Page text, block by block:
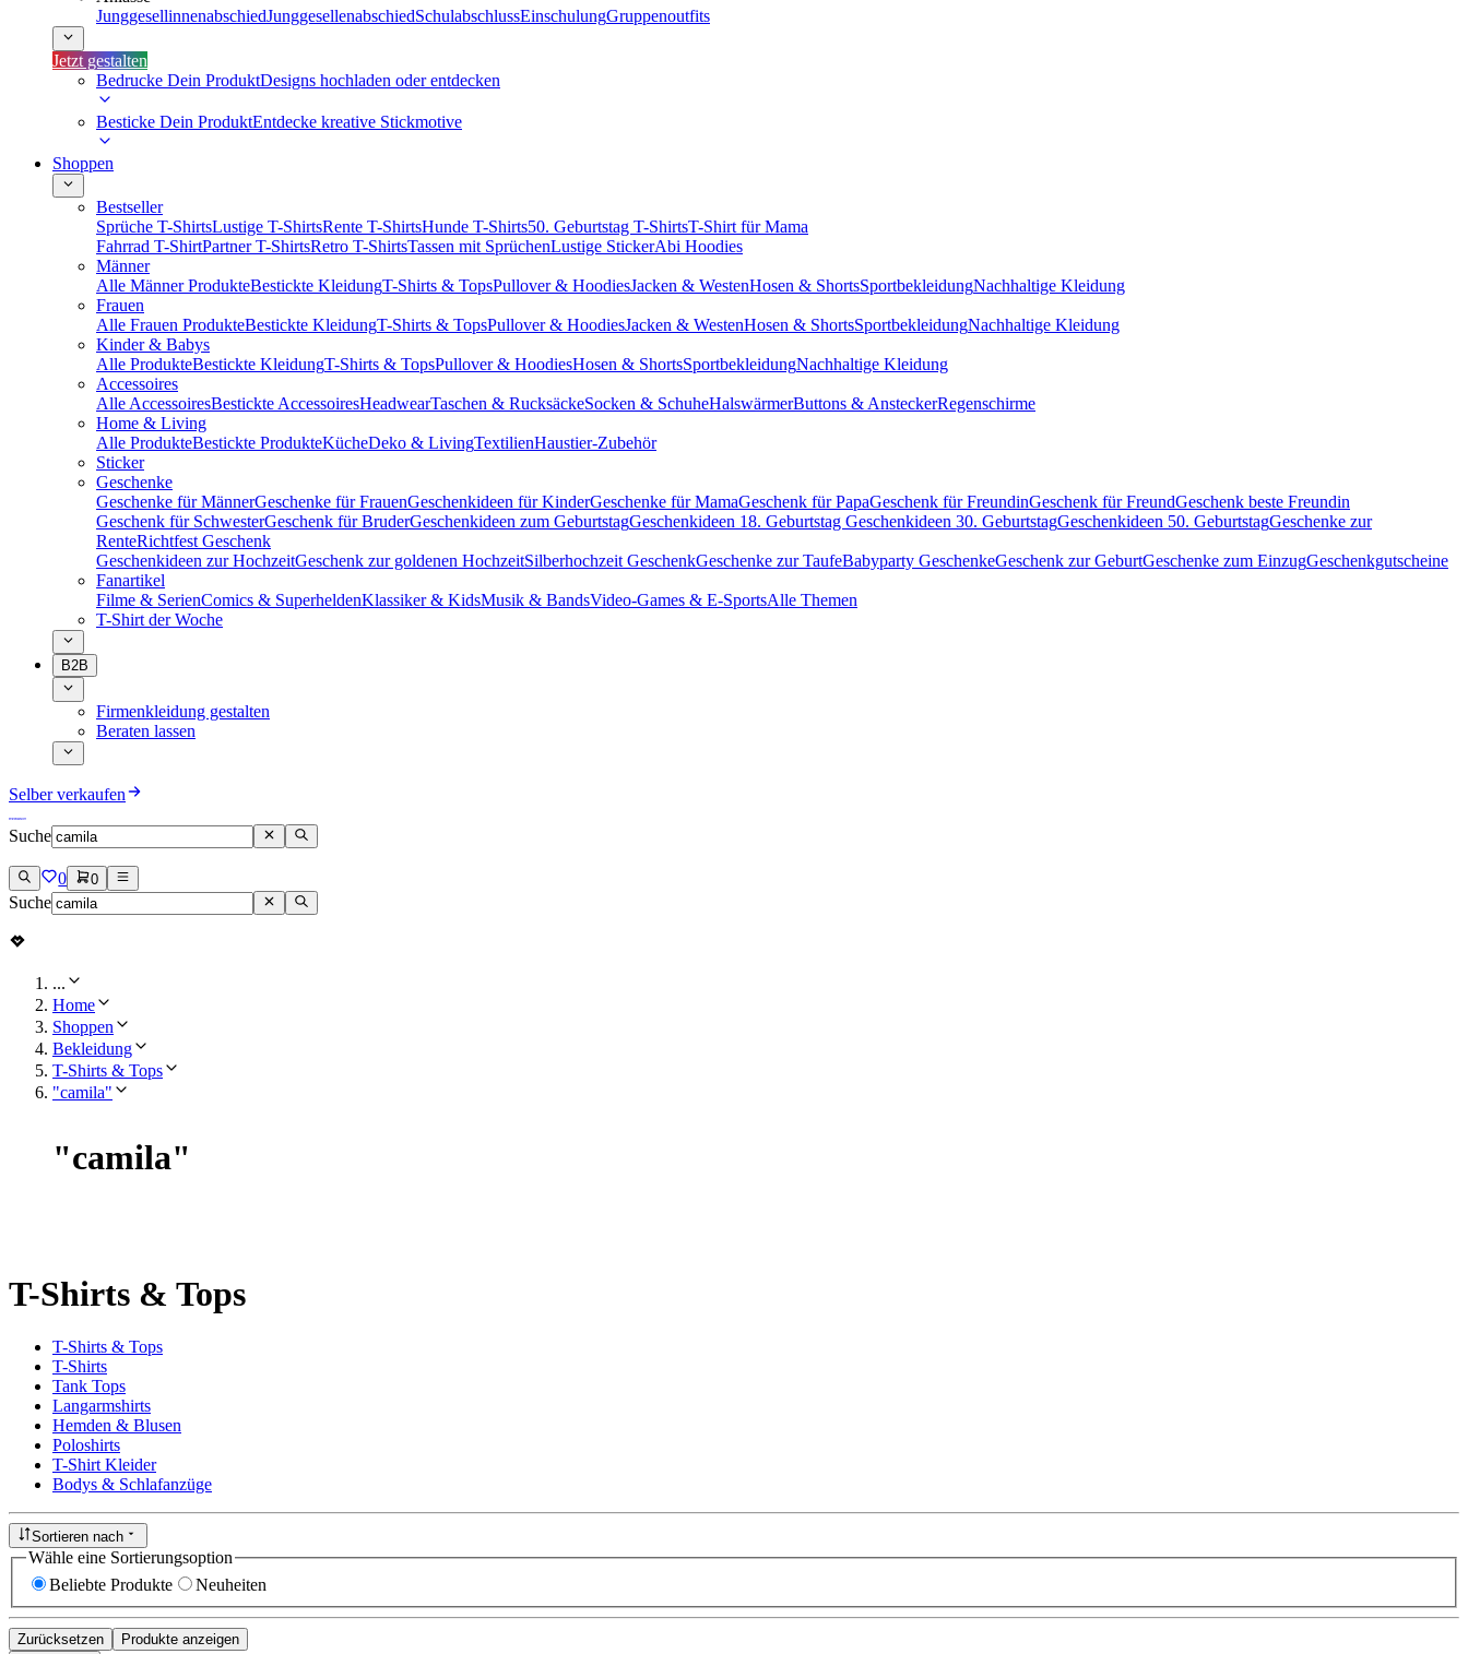
JunggesellinnenabschiedJunggesellenabschiedSchulabschlussEinschulungGruppenoutfits
Jetzt gestalten
Bedrucke Dein ProduktDesigns hochladen oder entdecken
Besticke Dein ProduktEntdecke kreative Stickmotive
Shoppen
Bestseller
Sprüche T-ShirtsLustige T-ShirtsRente T-ShirtsHunde T-Shirts50. Geburtstag T-ShirtsT-Shirt für Mama
Fahrrad T-ShirtPartner T-ShirtsRetro T-ShirtsTassen mit SprüchenLustige StickerAbi Hoodies
Männer
Alle Männer ProdukteBestickte KleidungT-Shirts & TopsPullover & HoodiesJacken & WestenHosen & ShortsSportbekleidungNachhaltige Kleidung
Frauen
Alle Frauen ProdukteBestickte KleidungT-Shirts & TopsPullover & HoodiesJacken & WestenHosen & ShortsSportbekleidungNachhaltige Kleidung
Kinder & Babys
Alle ProdukteBestickte KleidungT-Shirts & TopsPullover & HoodiesHosen & ShortsSportbekleidungNachhaltige Kleidung
Accessoires
Alle AccessoiresBestickte AccessoiresHeadwearTaschen & RucksäckeSocken & SchuheHalswärmerButtons & AnsteckerRegenschirme
Home & Living
Alle ProdukteBestickte ProdukteKücheDeko & LivingTextilienHaustier-Zubehör
Sticker
Geschenke
Geschenke für MännerGeschenke für FrauenGeschenkideen für KinderGeschenke für MamaGeschenk für PapaGeschenk für FreundinGeschenk für FreundGeschenk beste Freundin
Geschenk für SchwesterGeschenk für BruderGeschenkideen zum GeburtstagGeschenkideen 18. Geburtstag Geschenkideen 30. GeburtstagGeschenkideen 50. GeburtstagGeschenke zur
RenteRichtfest Geschenk
Geschenkideen zur HochzeitGeschenk zur goldenen HochzeitSilberhochzeit GeschenkGeschenke zur TaufeBabyparty GeschenkeGeschenk zur GeburtGeschenke zum EinzugGeschenkgutscheine
Fanartikel
Filme & SerienComics & SuperheldenKlassiker & KidsMusik & BandsVideo-Games & E-SportsAlle Themen
T-Shirt der Woche
B2B
Firmenkleidung gestalten
Beraten lassen
Selber verkaufen
Suche
0 0
Suche
...
Home
Shoppen
Bekleidung
T-Shirts & Tops
"camila"
"camila"
T-Shirts & Tops
T-Shirts & Tops
T-Shirts
Tank Tops
Langarmshirts
Hemden & Blusen
Poloshirts
T-Shirt Kleider
Bodys & Schlafanzüge
Sortieren nach
Wähle eine Sortierungsoption
Beliebte Produkte
Neuheiten
Zurücksetzen
Produkte anzeigen